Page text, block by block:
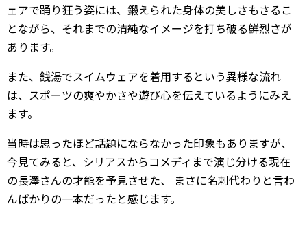
ェアで踊り狂う姿には、鍛えられた身体の美しさもさるこ
とながら、それまでの清純なイメージを打ち破る鮮烈さが
あります。
また、銭湯でスイムウェアを着用するという異様な流れ
は、スポーツの爽やかさや遊び心を伝えているようにみえ
ます。
当時は思ったほど話題にならなかった印象もありますが、
今見てみると、シリアスからコメディまで演じ分ける現在
の長澤さんの才能を予見させた、 まさに名刺代わりと言わ
んばかりの一本だったと感じます。